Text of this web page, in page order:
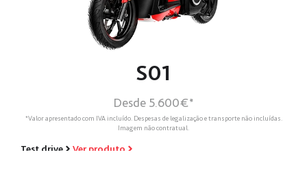
S01
Desde 5.600€*
*Valor apresentado com IVA incluído. Despesas de legalização e transporte não incluídas.
Imagem não contratual.
Test drive Ver produto